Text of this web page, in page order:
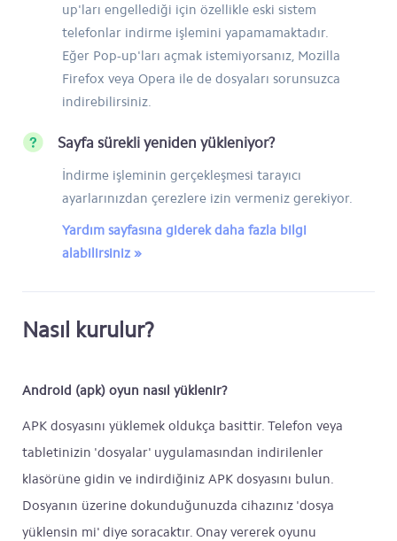
up'ları engellediği için özellikle eski sistem
telefonlar indirme işlemini yapamamaktadır.
Eğer Pop-up'ları açmak istemiyorsanız, Mozilla
Firefox veya Opera ile de dosyaları sorunsuzca
indirebilirsiniz.
Sayfa sürekli yeniden yükleniyor?
İndirme işleminin gerçekleşmesi tarayıcı
ayarlarınızdan çerezlere izin vermeniz gerekiyor.
Yardım sayfasına giderek daha fazla bilgi
alabilirsiniz »
Nasıl kurulur?
Android (apk) oyun nasıl yüklenir?
APK dosyasını yüklemek oldukça basittir. Telefon veya
tabletinizin 'dosyalar' uygulamasından indirilenler
klasörüne gidin ve indirdiğiniz APK dosyasını bulun.
Dosyanın üzerine dokunduğunuzda cihazınız 'dosya
yüklensin mi' diye soracaktır. Onay vererek oyunu